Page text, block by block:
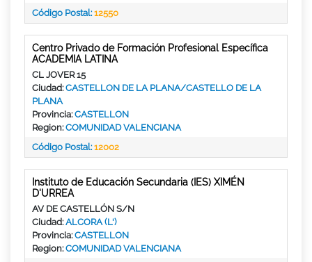
Código Postal:12550
Centro Privado de Formación Profesional Específica
ACADEMIA LATINA
CL JOVER 15
Ciudad:CASTELLON DE LA PLANA/CASTELLO DE LA
PLANA
Provincia:CASTELLON
Region:COMUNIDAD VALENCIANA
Código Postal:12002
Instituto de Educación Secundaria (IES) XIMÉN
D'URREA
AV DE CASTELLÓN S/N
Ciudad:ALCORA (L')
Provincia:CASTELLON
Region:COMUNIDAD VALENCIANA